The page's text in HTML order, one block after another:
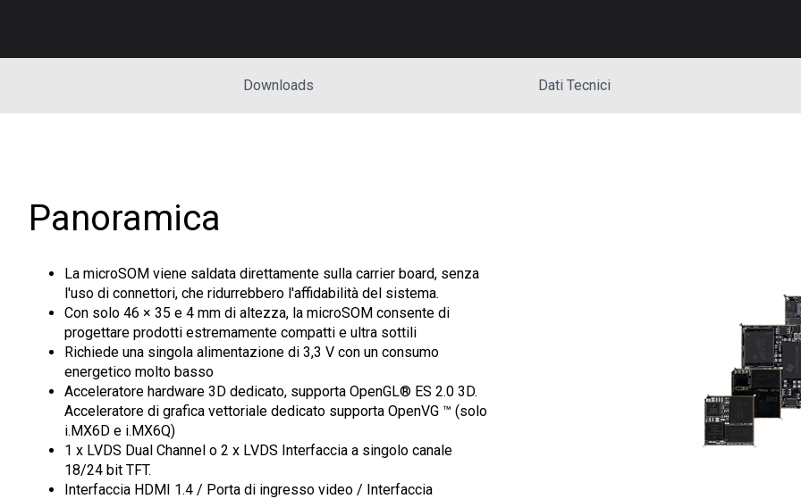
Downloads Dati Tecnici
Panoramica
La microSOM viene saldata direttamente sulla carrier board, senza
l'uso di connettori, che ridurrebbero l'affidabilità del sistema.
Con solo 46 × 35 e 4 mm di altezza, la microSOM consente di
progettare prodotti estremamente compatti e ultra sottili
Richiede una singola alimentazione di 3,3 V con un consumo
energetico molto basso
Acceleratore hardware 3D dedicato, supporta OpenGL® ES 2.0 3D.
Acceleratore di grafica vettoriale dedicato supporta OpenVG ™ (solo
i.MX6D e i.MX6Q)
1 x LVDS Dual Channel o 2 x LVDS Interfaccia a singolo canale
18/24 bit TFT.
Interfaccia HDMI 1.4 / Porta di ingresso video / Interfaccia